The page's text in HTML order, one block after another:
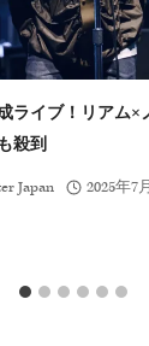
ライブ！リアム×
殺到
Japan 2025年7